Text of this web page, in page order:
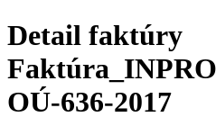
Detail faktúry
OÚ-636-2017